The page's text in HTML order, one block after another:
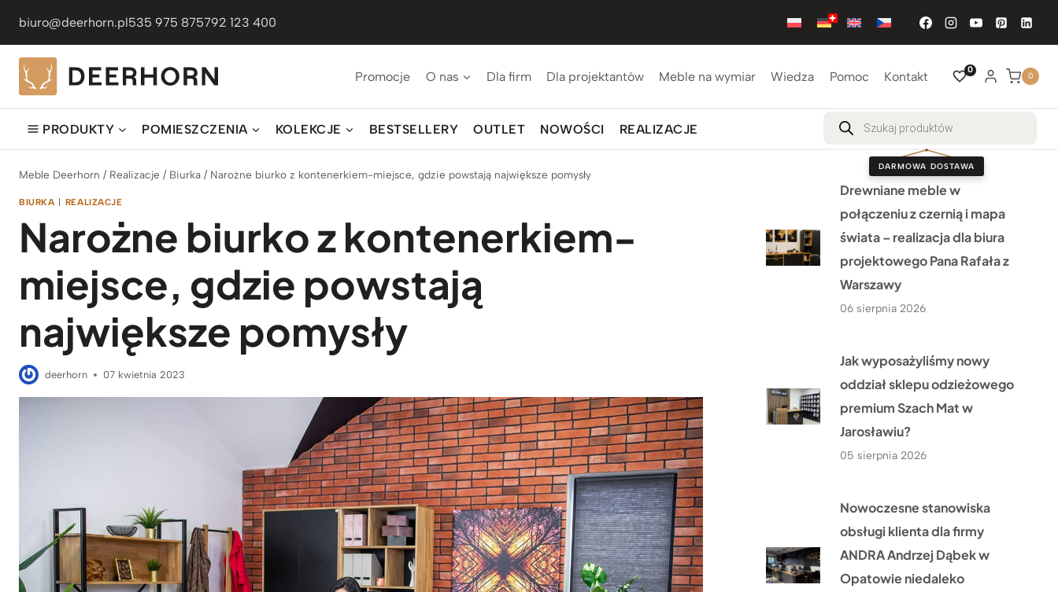
treści
biuro@deerhorn.pl535 975 875792 123 400
Promocje O nas Dla firm Dla projektantów Meble na wymiar Wiedza Pomoc Kontakt 0
0
PRODUKTY POMIESZCZENIA KOLEKCJE BESTSELLERY OUTLET NOWOŚCI REALIZACJE
Wyszukiwarka
produktów
DARMOWA DOSTAWA
Meble Deerhorn / Realizacje / Biurka / Narożne biurko z kontenerkiem-miejsce, gdzie powstają największe pomysły
BIURKA | REALIZACJE
Narożne biurko z kontenerkiem-
miejsce, gdzie powstają
największe pomysły
deerhorn 07 kwietnia 2023
Drewniane meble w
połączeniu z czernią i mapa
świata – realizacja dla biura
projektowego Pana Rafała z
Warszawy
06 sierpnia 2026
Jak wyposażyliśmy nowy
oddział sklepu odzieżowego
premium Szach Mat w
Jarosławiu?
05 sierpnia 2026
Nowoczesne stanowiska
obsługi klienta dla firmy
ANDRA Andrzej Dąbek w
Opatowie niedaleko